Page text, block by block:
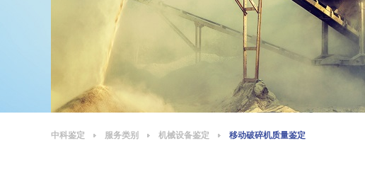
中科鉴定 服务类别 机械设备鉴定 移动破碎机质量鉴定